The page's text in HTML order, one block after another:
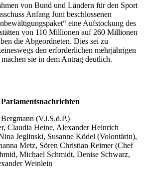
von Bund und Ländern für den Sport
Anfang Juni beschlossenen
eine Aufstockung des
von 110 Millionen auf 260 Millionen
die Abgeordneten. Dies sei zu
den erforderlichen mehrjährigen
sie in dem Antrag deutlich.
(V.i.S.d.P.)
Claudia Heine, Alexander Heinrich
Jeglinski, Susanne Ködel (Volontärin),
Metz, Sören Christian Reimer (Chef
Michael Schmidt, Denise Schwarz,
Weinlein